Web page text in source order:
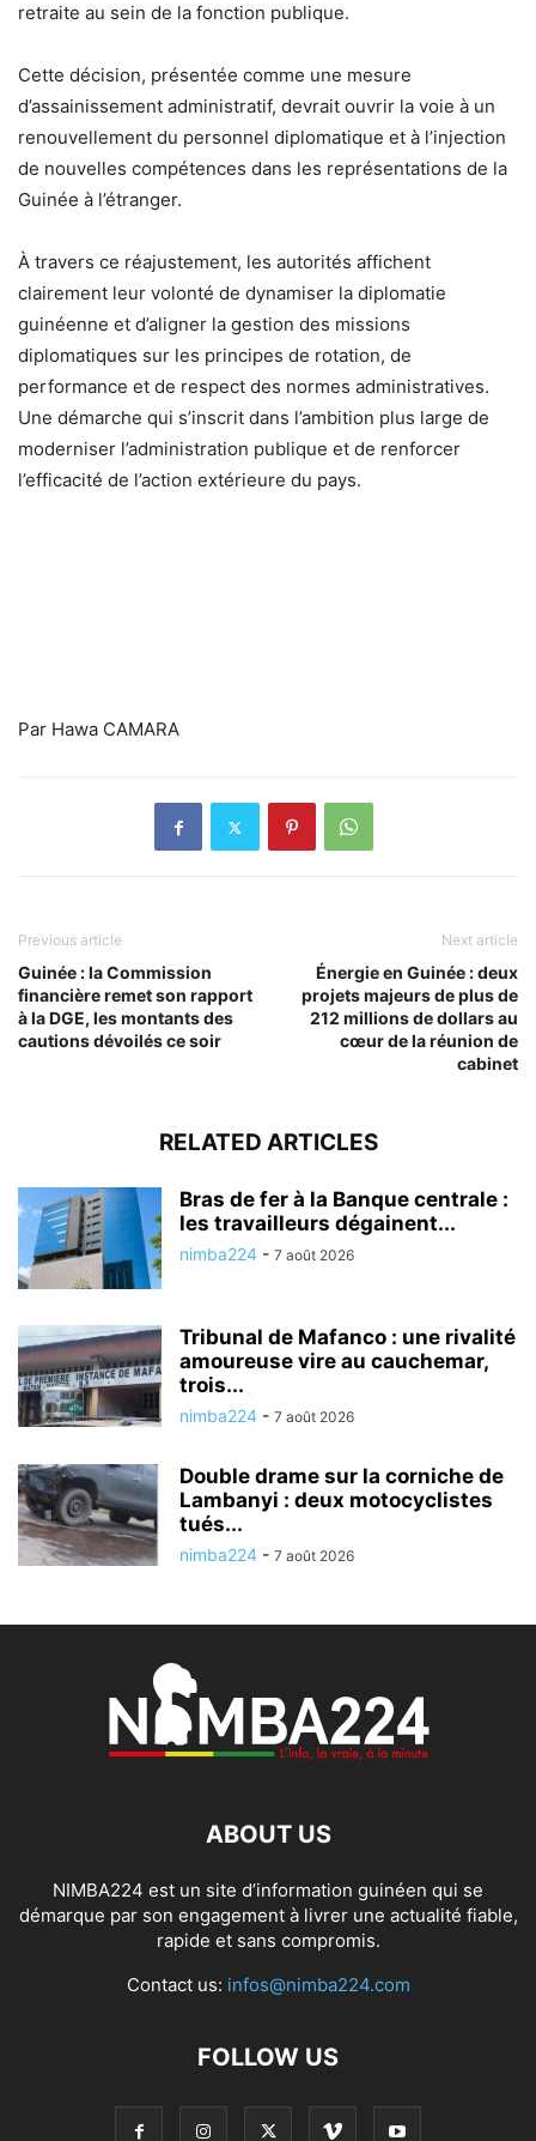
retraite au sein de la fonction publique.
Cette décision, présentée comme une mesure
d’assainissement administratif, devrait ouvrir la voie à un
renouvellement du personnel diplomatique et à l’injection
de nouvelles compétences dans les représentations de la
Guinée à l’étranger.
À travers ce réajustement, les autorités affichent
clairement leur volonté de dynamiser la diplomatie
guinéenne et d’aligner la gestion des missions
diplomatiques sur les principes de rotation, de
performance et de respect des normes administratives.
Une démarche qui s’inscrit dans l’ambition plus large de
moderniser l’administration publique et de renforcer
l’efficacité de l’action extérieure du pays.
Par Hawa CAMARA
Previous article
Guinée : la Commission
financière remet son rapport
à la DGE, les montants des
cautions dévoilés ce soir
Next article
Énergie en Guinée : deux
projets majeurs de plus de
212 millions de dollars au
cœur de la réunion de
cabinet
RELATED ARTICLES
Bras de fer à la Banque centrale :
les travailleurs dégainent...
nimba224 - 7 août 2026
Tribunal de Mafanco : une rivalité
amoureuse vire au cauchemar,
trois...
nimba224 - 7 août 2026
Double drame sur la corniche de
Lambanyi : deux motocyclistes
tués...
nimba224 - 7 août 2026
ABOUT US
NIMBA224 est un site d’information guinéen qui se
démarque par son engagement à livrer une actualité fiable,
rapide et sans compromis.
Contact us: infos@nimba224.com
FOLLOW US